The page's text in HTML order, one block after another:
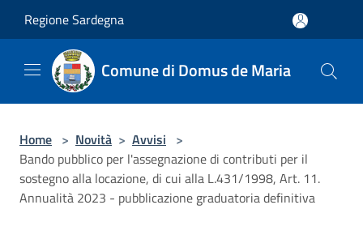
Regione Sardegna
Comune di Domus de Maria
Home > Novità > Avvisi >
Bando pubblico per l'assegnazione di contributi per il
sostegno alla locazione, di cui alla L.431/1998, Art. 11.
Annualità 2023 - pubblicazione graduatoria definitiva